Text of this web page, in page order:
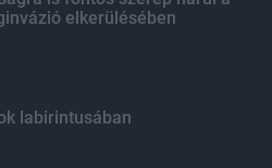
elkerülésében
labirintusában